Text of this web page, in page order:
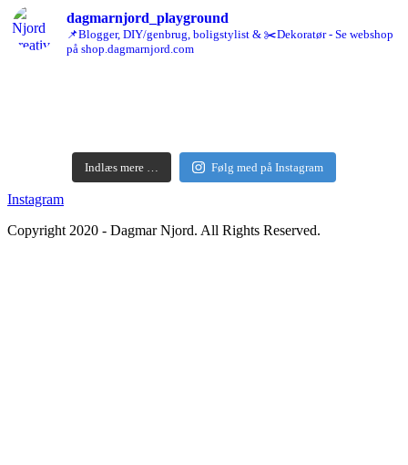
dagmarnjord_playground
📌Blogger, DIY/genbrug, boligstylist & ✂️Dekoratør - Se webshop
på shop.dagmarnjord.com
Indlæs mere … Følg med på Instagram
Instagram
Copyright 2020 - Dagmar Njord. All Rights Reserved.